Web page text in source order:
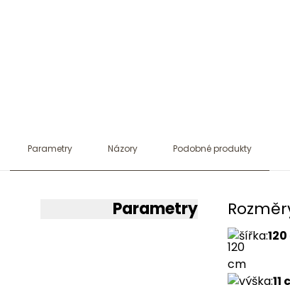
Parametry Názory Podobné produkty
Parametry
šířka:
výška:11